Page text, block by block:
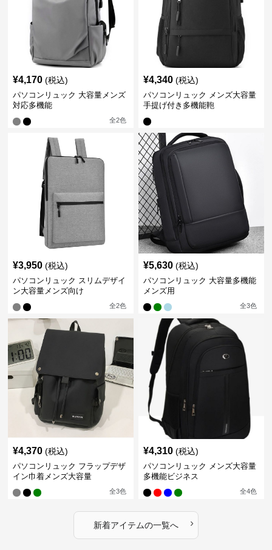
¥4,170 (税込)
パソコンリュック 大容量メンズ
対応多機能
全2色
¥4,340 (税込)
パソコンリュック メンズ大容量
手提げ付き多機能鞄
¥3,950 (税込)
パソコンリュック スリムデザイ
ン大容量メンズ向け
全2色
¥5,630 (税込)
パソコンリュック 大容量多機能
メンズ用
全3色
¥4,370 (税込)
パソコンリュック フラップデザ
イン巾着メンズ大容量
全3色
¥4,310 (税込)
パソコンリュック メンズ大容量
多機能ビジネス
全4色
新着アイテムの一覧へ ›